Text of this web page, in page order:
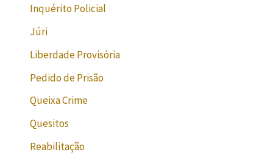
Inquérito Policial
Júri
Liberdade Provisória
Pedido de Prisão
Queixa Crime
Quesitos
Reabilitação